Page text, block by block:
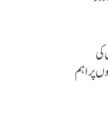
پر اہم